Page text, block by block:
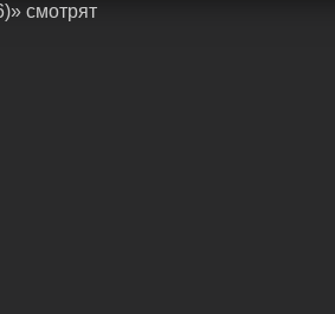
cмoтpят